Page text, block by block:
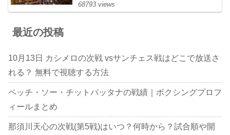
68793 views
最近の投稿
10月13日 カシメロの次戦 vsサンチェス戦はどこで放送さ
れる？ 無料で視聴する方法
ペッチ・ソー・チットパッタナの戦績｜ボクシングプロフ
ィールまとめ
那須川天心の次戦(第5戦)はいつ？何時から？試合順や開